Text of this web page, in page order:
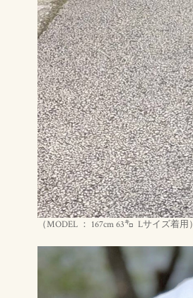
（MODEL ： 167cm 63㌔ Lサイズ着用）